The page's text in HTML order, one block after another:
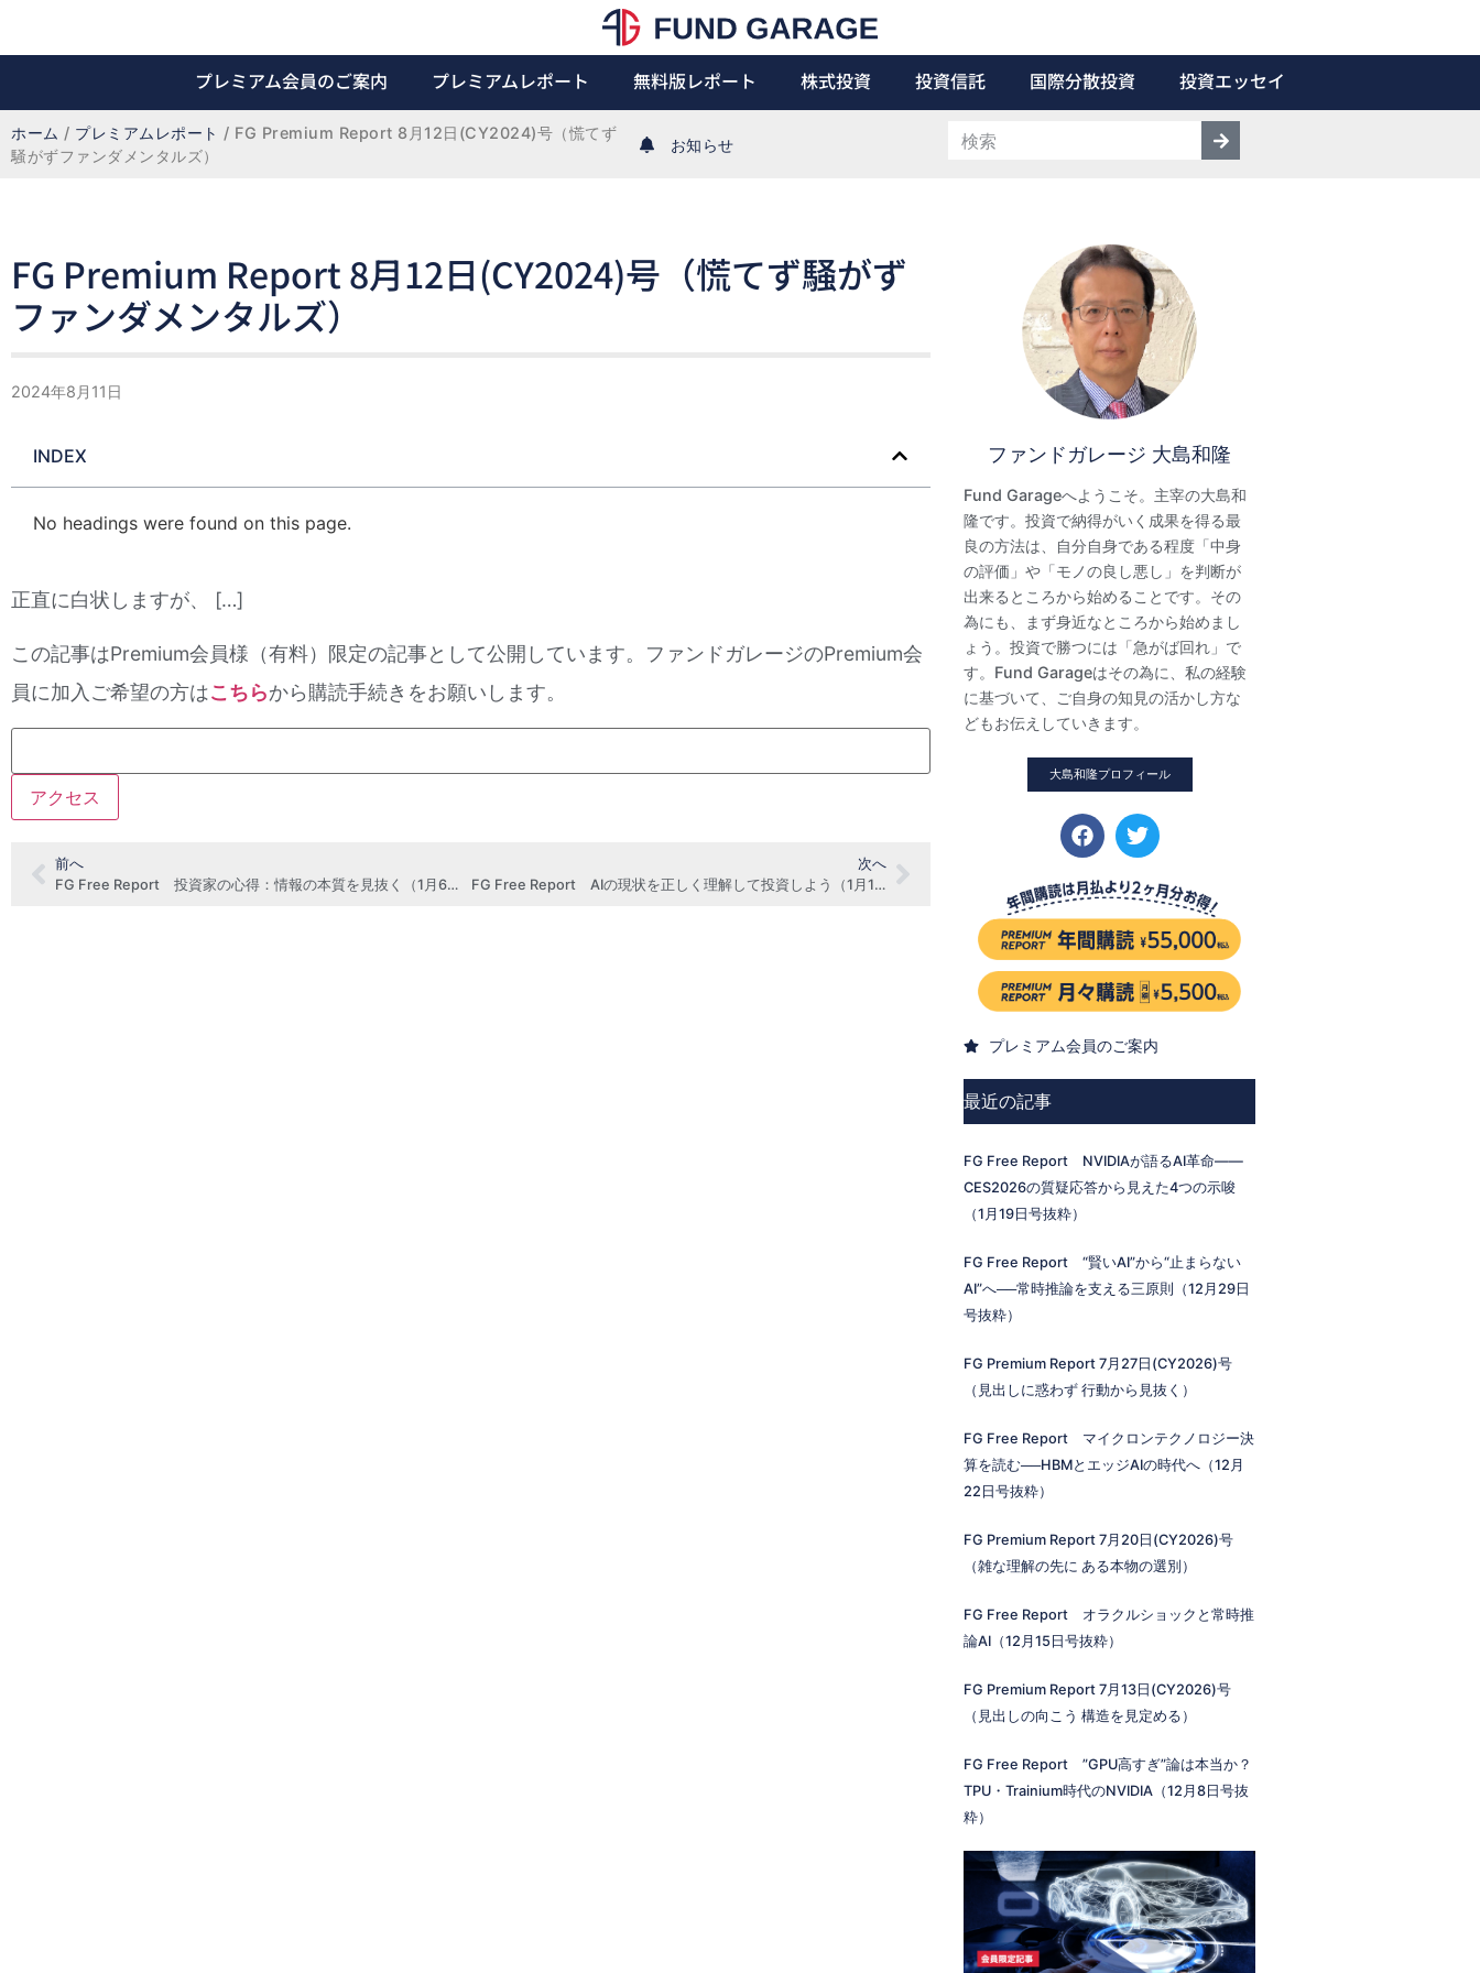
プレミアム会員のご案内 プレミアムレポート 無料版レポート 株式投資 投資信託 国際分散投資 投資エッセイ
ホーム / プレミアムレポート / FG Premium Report 8月12日(CY2024)号（慌てず
騒がずファンダメンタルズ）
お知らせ
FG Premium Report 8月12日(CY2024)号（慌てず騒がず
ファンダメンタルズ）
2024年8月11日
INDEX
No headings were found on this page.
正直に白状しますが、 […]
この記事はPremium会員様（有料）限定の記事として公開しています。ファンドガレージのPremium会
員に加入ご希望の方はこちらから購読手続きをお願いします。
前へ
FG Free Report 投資家の心得：情報の本質を見抜く（1月6日号抜粋）
次へ
FG Free Report AIの現状を正しく理解して投資しよう（1月15日号抜粋）
ファンドガレージ 大島和隆
Fund Garageへようこそ。主宰の大島和
隆です。投資で納得がいく成果を得る最
良の方法は、自分自身である程度「中身
の評価」や「モノの良し悪し」を判断が
出来るところから始めることです。その
為にも、まず身近なところから始めまし
ょう。投資で勝つには「急がば回れ」で
す。Fund Garageはその為に、私の経験
に基づいて、ご自身の知見の活かし方な
どもお伝えしていきます。
大島和隆プロフィール
プレミアム会員のご案内
最近の記事
FG Free Report NVIDIAが語るAI革命——
CES2026の質疑応答から見えた4つの示唆
（1月19日号抜粋）
FG Free Report “賢いAI”から“止まらない
AI”へ──常時推論を支える三原則（12月29日
号抜粋）
FG Premium Report 7月27日(CY2026)号
（見出しに惑わず 行動から見抜く）
FG Free Report マイクロンテクノロジー決
算を読む──HBMとエッジAIの時代へ（12月
22日号抜粋）
FG Premium Report 7月20日(CY2026)号
（雑な理解の先に ある本物の選別）
FG Free Report オラクルショックと常時推
論AI（12月15日号抜粋）
FG Premium Report 7月13日(CY2026)号
（見出しの向こう 構造を見定める）
FG Free Report ”GPU高すぎ”論は本当か？
TPU・Trainium時代のNVIDIA（12月8日号抜
粋）